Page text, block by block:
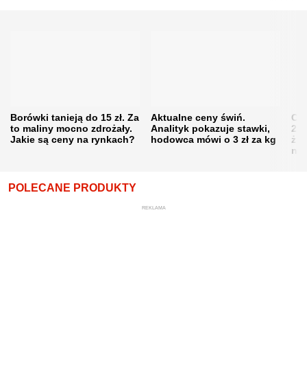
Borówki tanieją do 15 zł. Za
to maliny mocno zdrożały.
Jakie są ceny na rynkach?
Aktualne ceny świń.
Analityk pokazuje stawki,
hodowca mówi o 3 zł za kg
POLECANE PRODUKTY
REKLAMA